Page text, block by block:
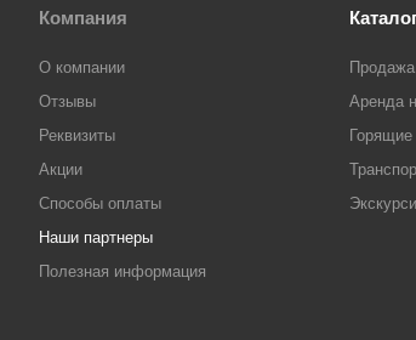
Компания
О компании
Отзывы
Реквизиты
Акции
Способы оплаты
Наши партнеры
Полезная информация
Аренда